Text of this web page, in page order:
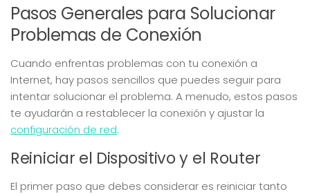
Pasos Generales para Solucionar
Problemas de Conexión
Cuando enfrentas problemas con tu conexión a
Internet, hay pasos sencillos que puedes seguir para
intentar solucionar el problema. A menudo, estos pasos
te ayudarán a restablecer la conexión y ajustar la
configuración de red.
Reiniciar el Dispositivo y el Router
El primer paso que debes considerar es reiniciar tanto